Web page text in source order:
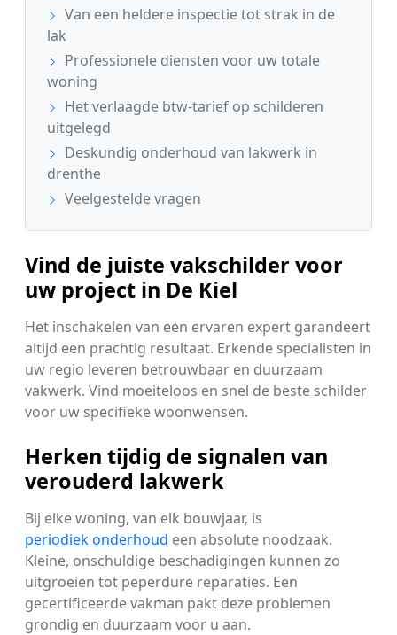
Van een heldere inspectie tot strak in de
lak
Professionele diensten voor uw totale
woning
Het verlaagde btw-tarief op schilderen
uitgelegd
Deskundig onderhoud van lakwerk in
drenthe
Veelgestelde vragen
Vind de juiste vakschilder voor
uw project in De Kiel
Het inschakelen van een ervaren expert garandeert
altijd een prachtig resultaat. Erkende specialisten in
uw regio leveren betrouwbaar en duurzaam
vakwerk. Vind moeiteloos en snel de beste schilder
voor uw specifieke woonwensen.
Herken tijdig de signalen van
verouderd lakwerk
Bij elke woning, van elk bouwjaar, is
periodiek onderhoud een absolute noodzaak.
Kleine, onschuldige beschadigingen kunnen zo
uitgroeien tot peperdure reparaties. Een
gecertificeerde vakman pakt deze problemen
grondig en duurzaam voor u aan.